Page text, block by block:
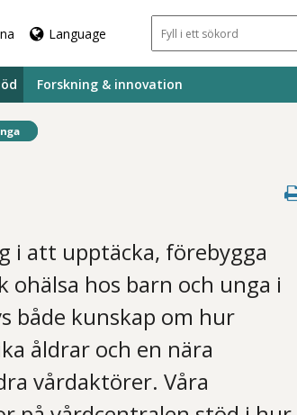
Language Sökfält
Forskning & innovation
i att upptäcka, förebygga
hos barn och unga i
både kunskap om hur
åldrar och en nära
vårdaktörer. Våra